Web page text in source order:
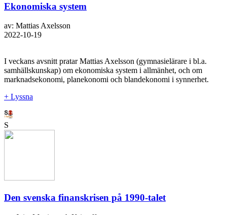
Ekonomiska system
av: Mattias Axelsson
2022-10-19
I veckans avsnitt pratar Mattias Axelsson (gymnasielärare i bl.a.
samhällskunskap) om ekonomiska system i allmänhet, och om
marknadsekonomi, planekonomi och blandekonomi i synnerhet.
+ Lyssna
S
Den svenska finanskrisen på 1990-talet